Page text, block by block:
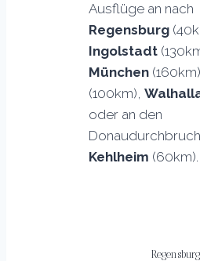
Ausflüge an nach
Regensburg
Ingolstadt
München
(100km),
oder an den
Kehlheim (60km).
Regensburg